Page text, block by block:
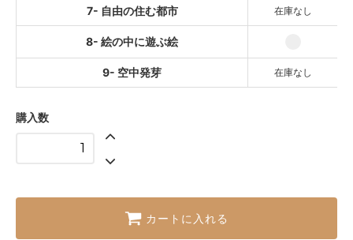
7- 自由の住む都市 在庫なし
8- 絵の中に遊ぶ絵
9- 空中発芽 在庫なし
購入数
カートに入れる